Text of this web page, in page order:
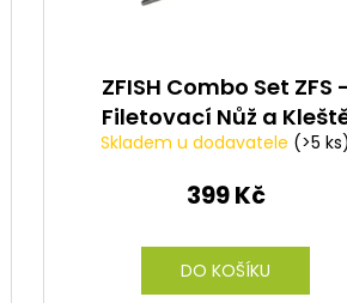
ZFISH Combo Set ZFS -
Filetovací Nůž a
Skladem u dodavatele (>5 ks)
399 Kč
DO KOŠÍKU